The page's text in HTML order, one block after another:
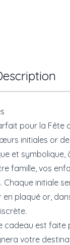
pour la Fête
initiales or
et symbolique,
famille, vos
Chaque initiale
plaqué or,
cadeau est faite
votre